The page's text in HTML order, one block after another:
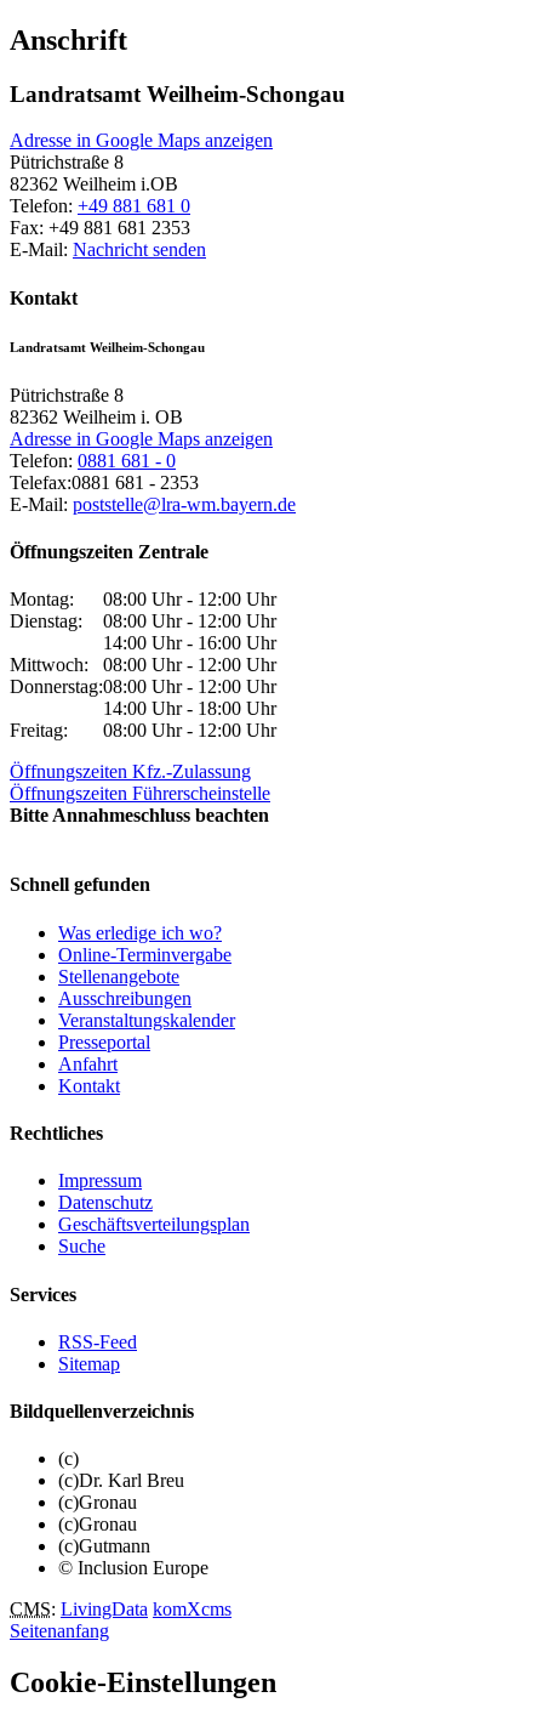
Anschrift
Landratsamt Weilheim-Schongau
Adresse in Google Maps anzeigen
Pütrichstraße 8
82362 Weilheim i.OB
Telefon: +49 881 681 0
Fax: +49 881 681 2353
E-Mail: Nachricht senden
Kontakt
Landratsamt Weilheim-Schongau
Pütrichstraße 8
82362 Weilheim i. OB
Adresse in Google Maps anzeigen
Telefon: 0881 681 - 0
Telefax:0881 681 - 2353
E-Mail: poststelle@lra-wm.bayern.de
Öffnungszeiten Zentrale
Montag:
08:00 Uhr - 12:00 Uhr
Dienstag:
08:00 Uhr - 12:00 Uhr
14:00 Uhr - 16:00 Uhr
Mittwoch:
08:00 Uhr - 12:00 Uhr
Donnerstag:08:00 Uhr - 12:00 Uhr
14:00 Uhr - 18:00 Uhr
Freitag:
08:00 Uhr - 12:00 Uhr
Öffnungszeiten Kfz.-Zulassung
Öffnungszeiten Führerscheinstelle
Bitte Annahmeschluss beachten
Schnell gefunden
Was erledige ich wo?
Online-Terminvergabe
Stellenangebote
Ausschreibungen
Veranstaltungskalender
Presseportal
Anfahrt
Kontakt
Rechtliches
Impressum
Datenschutz
Geschäftsverteilungsplan
Suche
Services
RSS-Feed
Sitemap
Bildquellenverzeichnis
(c)
(c)Dr. Karl Breu
(c)Gronau
(c)Gronau
(c)Gutmann
© Inclusion Europe
CMS: LivingData komXcms
Seitenanfang
Cookie-Einstellungen